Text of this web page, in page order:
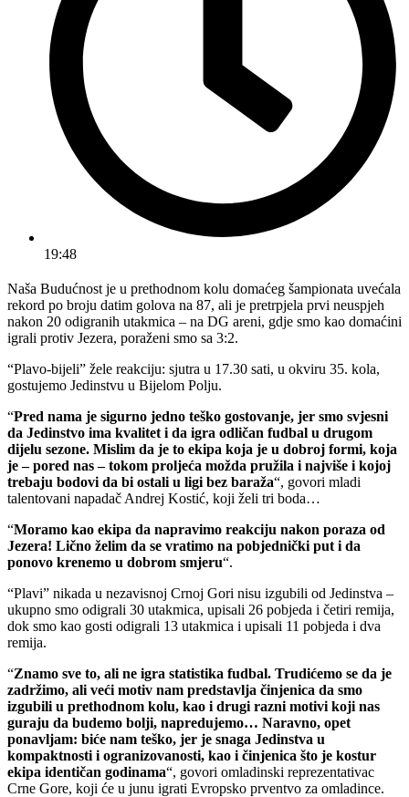
19:48
Naša Budućnost je u prethodnom kolu domaćeg šampionata uvećala
rekord po broju datim golova na 87, ali je pretrpjela prvi neuspjeh
nakon 20 odigranih utakmica – na DG areni, gdje smo kao domaćini
igrali protiv Jezera, poraženi smo sa 3:2.
“Plavo-bijeli” žele reakciju: sjutra u 17.30 sati, u okviru 35. kola,
gostujemo Jedinstvu u Bijelom Polju.
“Pred nama je sigurno jedno teško gostovanje, jer smo svjesni
da Jedinstvo ima kvalitet i da igra odličan fudbal u drugom
dijelu sezone. Mislim da je to ekipa koja je u dobroj formi, koja
je – pored nas – tokom proljeća možda pružila i najviše i kojoj
trebaju bodovi da bi ostali u ligi bez baraža“, govori mladi
talentovani napadač Andrej Kostić, koji želi tri boda…
“Moramo kao ekipa da napravimo reakciju nakon poraza od
Jezera! Lično želim da se vratimo na pobjednički put i da
ponovo krenemo u dobrom smjeru“.
“Plavi” nikada u nezavisnoj Crnoj Gori nisu izgubili od Jedinstva –
ukupno smo odigrali 30 utakmica, upisali 26 pobjeda i četiri remija,
dok smo kao gosti odigrali 13 utakmica i upisali 11 pobjeda i dva
remija.
“Znamo sve to, ali ne igra statistika fudbal. Trudićemo se da je
zadržimo, ali veći motiv nam predstavlja činjenica da smo
izgubili u prethodnom kolu, kao i drugi razni motivi koji nas
guraju da budemo bolji, napredujemo… Naravno, opet
ponavljam: biće nam teško, jer je snaga Jedinstva u
kompaktnosti i ogranizovanosti, kao i činjenica što je kostur
ekipa identičan godinama“, govori omladinski reprezentativac
Crne Gore, koji će u junu igrati Evropsko prventvo za omladince.